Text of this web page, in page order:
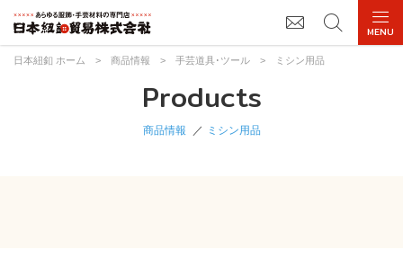
日本紐釦 ホーム > 商品情報 > 手芸道具･ツール > ミシン用品
Products
商品情報 ミシン用品